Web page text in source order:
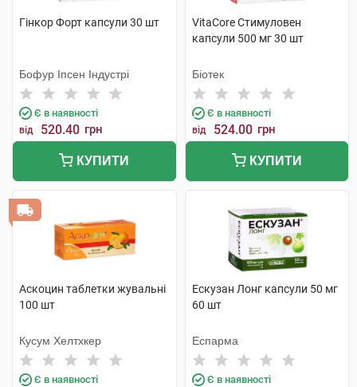
Гінкор Форт капсули 30 шт
Бофур Іпсен Індустрі
Є в наявності
від 520.40 грн
КУПИТИ
VitaCore Стимуловен
капсули 500 мг 30 шт
Біотек
Є в наявності
від 524.00 грн
КУПИТИ
Аскоцин таблетки жувальні
100 шт
Кусум Хелтхкер
Є в наявності
Ескузан Лонг капсули 50 мг
60 шт
Еспарма
Є в наявності